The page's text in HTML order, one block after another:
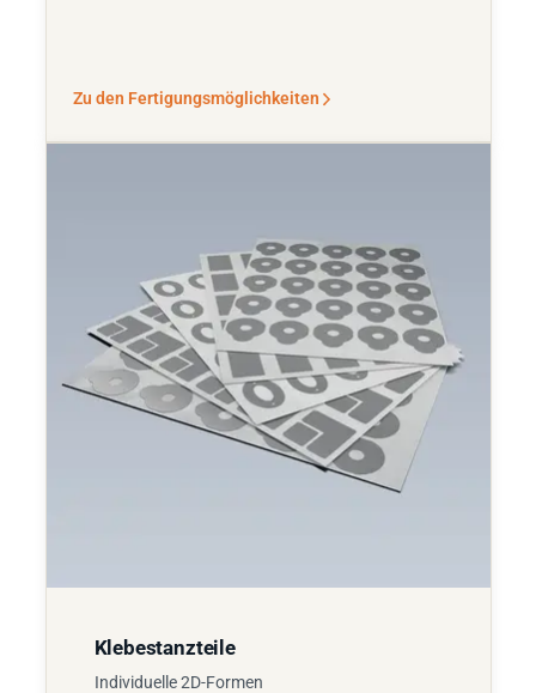
Zu den Fertigungsmöglichkeiten
Klebestanzteile
Individuelle 2D-Formen